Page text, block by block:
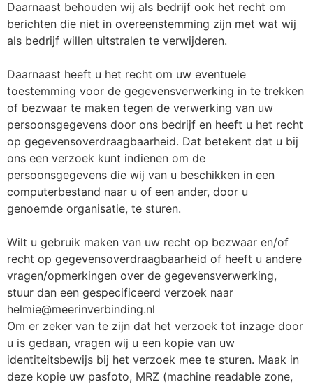
Daarnaast behouden wij als bedrijf ook het recht om
berichten die niet in overeenstemming zijn met wat wij
als bedrijf willen uitstralen te verwijderen.
Daarnaast heeft u het recht om uw eventuele
toestemming voor de gegevensverwerking in te trekken
of bezwaar te maken tegen de verwerking van uw
persoonsgegevens door ons bedrijf en heeft u het recht
op gegevensoverdraagbaarheid. Dat betekent dat u bij
ons een verzoek kunt indienen om de
persoonsgegevens die wij van u beschikken in een
computerbestand naar u of een ander, door u
genoemde organisatie, te sturen.
Wilt u gebruik maken van uw recht op bezwaar en/of
recht op gegevensoverdraagbaarheid of heeft u andere
vragen/opmerkingen over de gegevensverwerking,
stuur dan een gespecificeerd verzoek naar
helmie@meerinverbinding.nl
Om er zeker van te zijn dat het verzoek tot inzage door
u is gedaan, vragen wij u een kopie van uw
identiteitsbewijs bij het verzoek mee te sturen. Maak in
deze kopie uw pasfoto, MRZ (machine readable zone,